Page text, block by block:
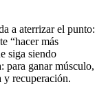
a aterrizar el punto:
“hacer más
siga siendo
para ganar músculo,
y recuperación.